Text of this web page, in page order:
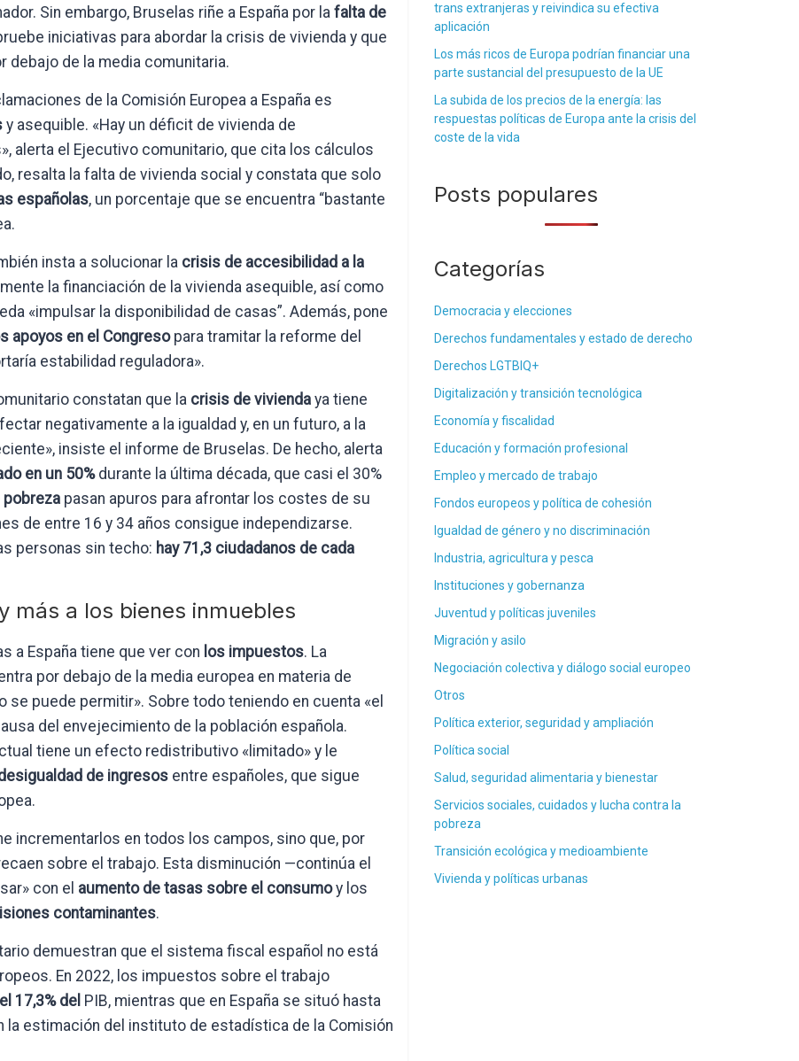
Sin embargo, Bruselas riñe a España por la falta de
iniciativas para abordar la crisis de vivienda y que
debajo de la media comunitaria.
de la Comisión Europea a España es
y asequible. «Hay un déficit de vivienda de
alerta el Ejecutivo comunitario, que cita los cálculos
resalta la falta de vivienda social y constata que solo
españolas, un porcentaje que se encuentra “bastante
insta a solucionar la crisis de accesibilidad a la
la financiación de la vivienda asequible, así como
«impulsar la disponibilidad de casas”. Además, pone
apoyos en el Congreso para tramitar la reforme del
estabilidad reguladora».
constatan que la crisis de vivienda ya tiene
negativamente a la igualdad y, en un futuro, a la
insiste el informe de Bruselas. De hecho, alerta
en un 50%durante la última década, que casi el 30%
pasan apuros para afrontar los costes de su
de entre 16 y 34 años consigue independizarse.
personas sin techo: hay 71,3 ciudadanos de cada
más a los bienes inmuebles
a España tiene que ver con los impuestos. La
por debajo de la media europea en materia de
puede permitir». Sobre todo teniendo en cuenta «el
del envejecimiento de la población española.
tiene un efecto redistributivo «limitado» y le
de ingresos entre españoles, que sigue
incrementarlos en todos los campos, sino que, por
sobre el trabajo. Esta disminución —continúa el
con el aumento de tasas sobre el consumoy los
contaminantes.
demuestran que el sistema fiscal español no está
En 2022, los impuestos sobre el trabajo
el 17,3% del PIB, mientras que en España se situó hasta
la estimación del instituto de estadística de la Comisión
trans extranjeras y reivindica su efectiva
aplicación
Los más ricos de Europa podrían financiar una
parte sustancial del presupuesto de la UE
La subida de los precios de la energía: las
respuestas políticas de Europa ante la crisis del
coste de la vida
Posts populares
Categorías
Democracia y elecciones
Derechos fundamentales y estado de derecho
Derechos LGTBIQ+
Digitalización y transición tecnológica
Economía y fiscalidad
Educación y formación profesional
Empleo y mercado de trabajo
Fondos europeos y política de cohesión
Igualdad de género y no discriminación
Industria, agricultura y pesca
Instituciones y gobernanza
Juventud y políticas juveniles
Migración y asilo
Negociación colectiva y diálogo social europeo
Otros
Política exterior, seguridad y ampliación
Política social
Salud, seguridad alimentaria y bienestar
Servicios sociales, cuidados y lucha contra la
pobreza
Transición ecológica y medioambiente
Vivienda y políticas urbanas